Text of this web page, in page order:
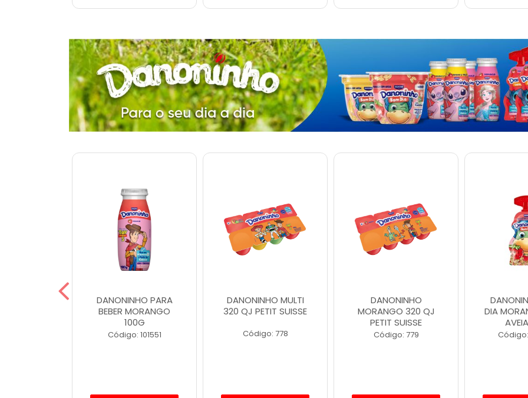
DANONINHO PARA
BEBER MORANGO
100G
Código: 101551
DANONINHO MULTI
320 QJ PETIT SUISSE
Código: 778
DANONINHO
MORANGO 320 QJ
PETIT SUISSE
Código: 779
DIA